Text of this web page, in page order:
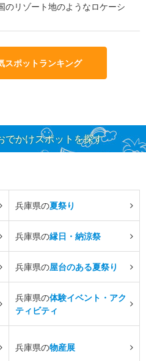
のリゾート地のようなロケーシ
スポットランキング
でかけスポットを探す
兵庫県の夏祭り
兵庫県の縁日・納涼祭
兵庫県の屋台のある夏祭り
兵庫県の体験イベント・アク
ティビティ
兵庫県の物産展